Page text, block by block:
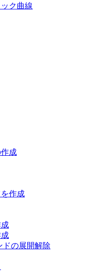
ク曲線
成
作成
ドの展開解除